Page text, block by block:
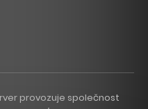
provozuje společnost